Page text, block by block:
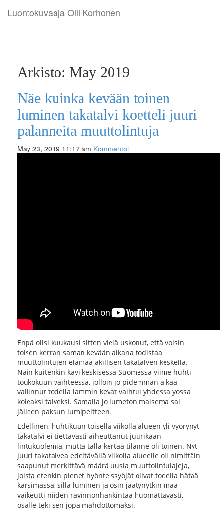
Luontokuvaaja Olli Korhonen
Arkisto: May 2019
Näe kuinka kevään toinen
luminen takatalvi koetteli juuri
palanneita muuttolintuja
May 23, 2019 11:17 am Kommentoi
Enpä olisi kuukausi sitten vielä uskonut, että voisin
toisen kerran saman kevään aikana todistaa
muuttolintujen elämää äkillisen takatalven keskellä.
Näin kuitenkin kävi keskisessä Suomessa viime huhti-
toukokuun vaihteessa, jolloin jo pidemmän aikaa
vallinnut todella lämmin kevät vaihtui yhdessä yössä
koleaksi talveksi. Samalla jo lumeton maisema sai
jälleen paksun lumipeitteen.
Edellinen, huhtikuun toisella viikolla alueen yli vyörynyt
takatalvi ei tiettävästi aiheuttanut juurikaan
lintukuolemia, mutta tällä kertaa tilanne oli toinen. Nyt
juuri takatalvea edeltävällä viikolla alueelle oli nimittäin
saapunut merkittävä määrä uusia muuttolintulajeja,
joista etenkin pienet hyönteissyöjät olivat todella hätää
kärsimässä, sillä luminen ja osin jäätynytkin maa
vaikeutti niiden ravinnonhankintaa huomattavasti,
osalle teki sen jopa mahdottomaksi.